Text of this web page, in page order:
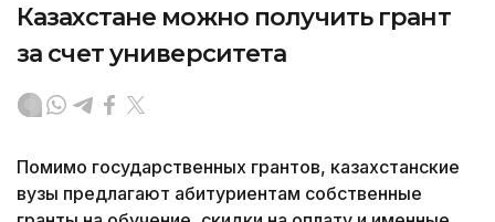
Казахстане можно получить грант
за счет университета
Помимо государственных грантов, казахстанские
вузы предлагают абитуриентам собственные